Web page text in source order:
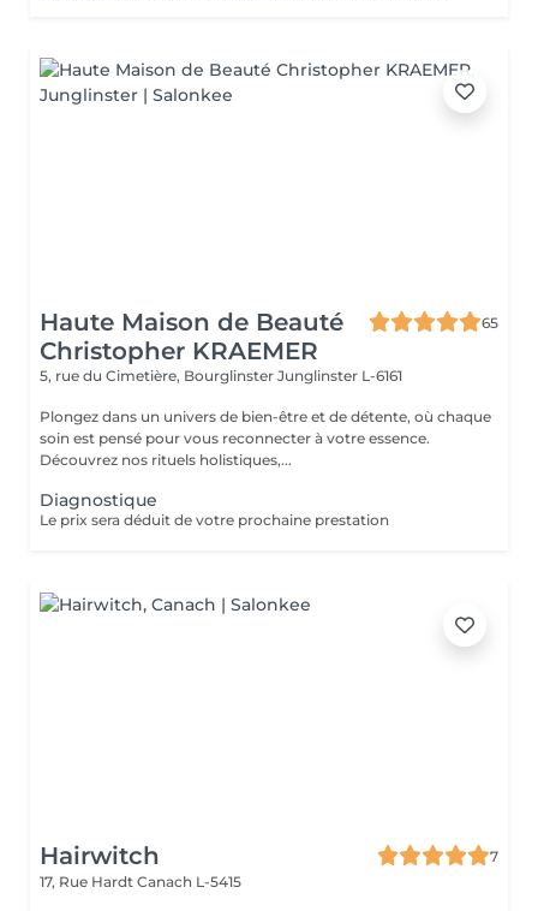
Haute Maison de Beauté
Christopher KRAEMER
65
5, rue du Cimetière, Bourglinster Junglinster L-6161
Plongez dans un univers de bien-être et de détente, où chaque
soin est pensé pour vous reconnecter à votre essence.
Découvrez nos rituels holistiques,...
Diagnostique
Le prix sera déduit de votre prochaine prestation
Hairwitch
7
17, Rue Hardt Canach L-5415